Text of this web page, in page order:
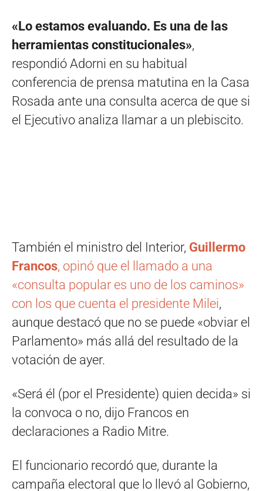
«Lo estamos evaluando. Es una de las
herramientas constitucionales»,
respondió Adorni en su habitual
conferencia de prensa matutina en la Casa
Rosada ante una consulta acerca de que si
el Ejecutivo analiza llamar a un plebiscito.
También el ministro del Interior, Guillermo
Francos, opinó que el llamado a una
«consulta popular es uno de los caminos»
con los que cuenta el presidente Milei,
aunque destacó que no se puede «obviar el
Parlamento» más allá del resultado de la
votación de ayer.
«Será él (por el Presidente) quien decida» si
la convoca o no, dijo Francos en
declaraciones a Radio Mitre.
El funcionario recordó que, durante la
campaña electoral que lo llevó al Gobierno,